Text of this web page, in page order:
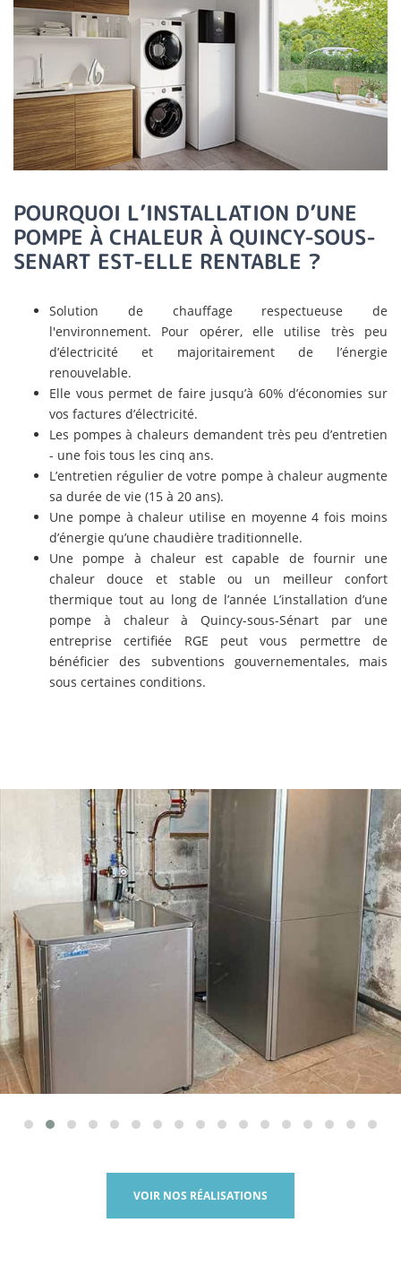
POURQUOI L’INSTALLATION D’UNE
POMPE À CHALEUR À QUINCY-SOUS-
SENART EST-ELLE RENTABLE ?
Solution de chauffage respectueuse de
l'environnement. Pour opérer, elle utilise très peu
d’électricité et majoritairement de l’énergie
renouvelable.
Elle vous permet de faire jusqu’à 60% d’économies sur
vos factures d’électricité.
Les pompes à chaleurs demandent très peu d’entretien
- une fois tous les cinq ans.
L’entretien régulier de votre pompe à chaleur augmente
sa durée de vie (15 à 20 ans).
Une pompe à chaleur utilise en moyenne 4 fois moins
d’énergie qu’une chaudière traditionnelle.
Une pompe à chaleur est capable de fournir une
chaleur douce et stable ou un meilleur confort
thermique tout au long de l’année L’installation d’une
pompe à chaleur à Quincy-sous-Sénart par une
entreprise certifiée RGE peut vous permettre de
bénéficier des subventions gouvernementales, mais
sous certaines conditions.
VOIR NOS RÉALISATIONS